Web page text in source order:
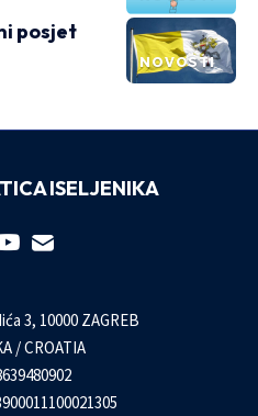
NOVOSTI
posjet
ISELJENIKA
3, 10000 ZAGREB
/ CROATIA